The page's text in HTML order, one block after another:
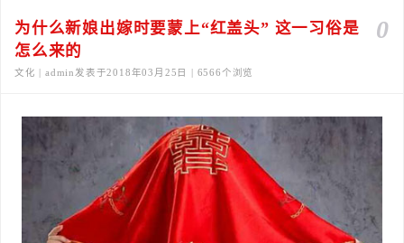
0
为什么新娘出嫁时要蒙上“红盖头” 这一习俗是
怎么来的
文化 | admin发表于2018年03月25日 | 6566个浏览